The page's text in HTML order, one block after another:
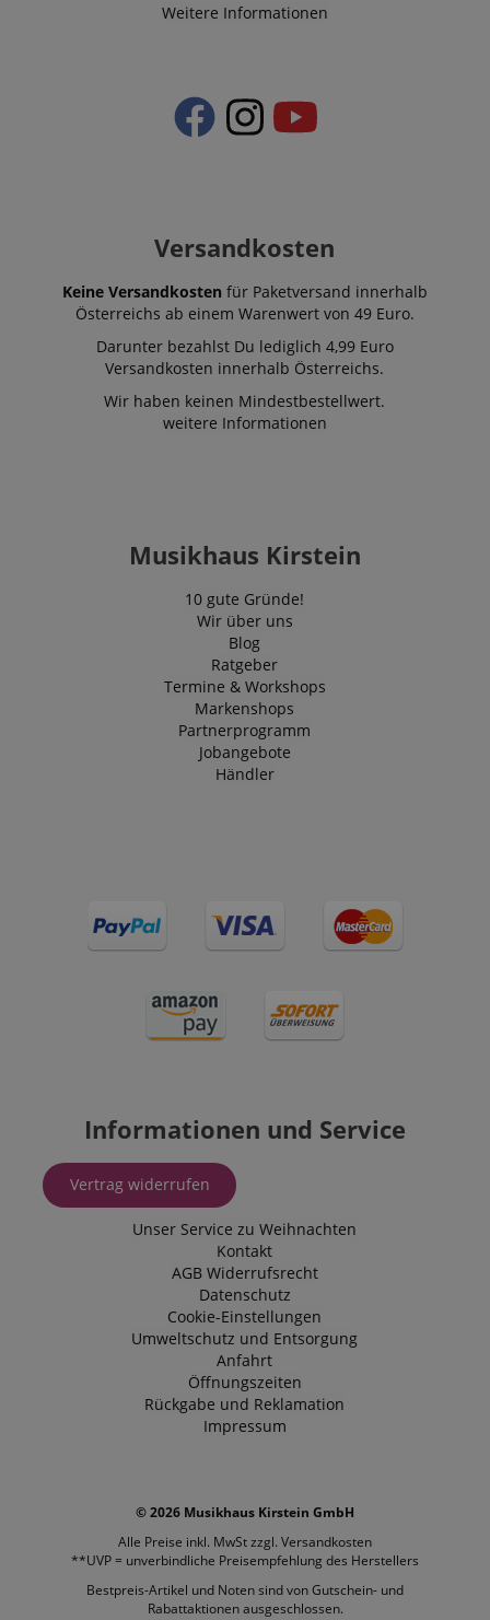
Weitere Informationen
Versandkosten
Keine Versandkosten für Paketversand innerhalb
Österreichs ab einem Warenwert von 49 Euro.
Darunter bezahlst Du lediglich 4,99 Euro
Versandkosten innerhalb Österreichs.
Wir haben keinen Mindestbestellwert.
weitere Informationen
Musikhaus Kirstein
10 gute Gründe!
Wir über uns
Blog
Ratgeber
Termine & Workshops
Markenshops
Partnerprogramm
Jobangebote
Händler
Informationen und Service
Vertrag widerrufen
Unser Service zu Weihnachten
Kontakt
AGB Widerrufsrecht
Datenschutz
Cookie-Einstellungen
Umweltschutz und Entsorgung
Anfahrt
Öffnungszeiten
Rückgabe und Reklamation
Impressum
© 2026 Musikhaus Kirstein GmbH
Alle Preise inkl. MwSt zzgl. Versandkosten
**UVP = unverbindliche Preisempfehlung des Herstellers
Bestpreis-Artikel und Noten sind von Gutschein- und
Rabattaktionen ausgeschlossen.